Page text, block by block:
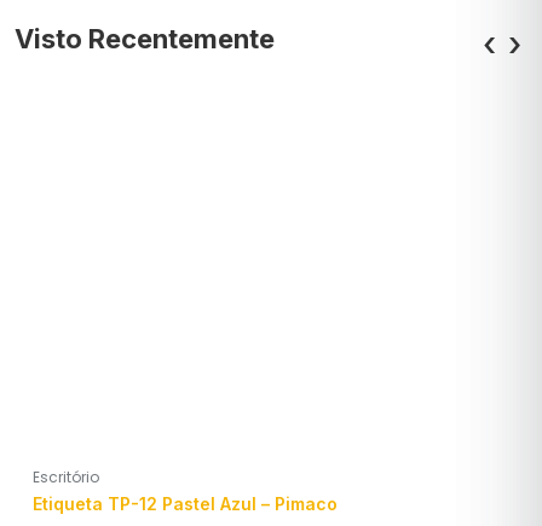
Visto Recentemente
Escritório
Etiqueta TP-12 Pastel Azul – Pimaco
‹ ›